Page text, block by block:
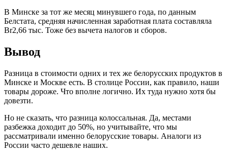
В Минске за тот же месяц минувшего года, по данным
Белстата, средняя начисленная заработная плата составляла
Br2,66 тыс. Тоже без вычета налогов и сборов.
Вывод
Разница в стоимости одних и тех же белорусских продуктов в
Минске и Москве есть. В столице России, как правило, наши
товары дороже. Что вполне логично. Их туда нужно хотя бы
довезти.
Но не сказать, что разница колоссальная. Да, местами
разбежка доходит до 50%, но учитывайте, что мы
рассматривали именно белорусские товары. Аналоги из
России часто дешевле наших.